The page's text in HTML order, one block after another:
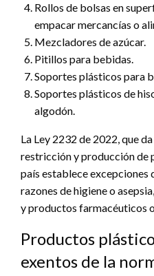
Rollos de bolsas en
empacar mercancías o
Mezcladores de azúcar.
Pitillos para bebidas.
Soportes plásticos para
Soportes plásticos de
algodón.
La Ley 2232 de 2022, que
restricción y producción de
país establece excepciones
razones de higiene o
y productos farmacéuticos
Productos
exentos de la